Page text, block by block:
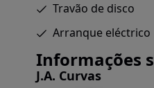
Travão de disco
Arranque eléctrico
Informações
J.A. Curvas